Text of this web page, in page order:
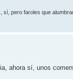
sí­, pero faroles que
ahora sí, unos